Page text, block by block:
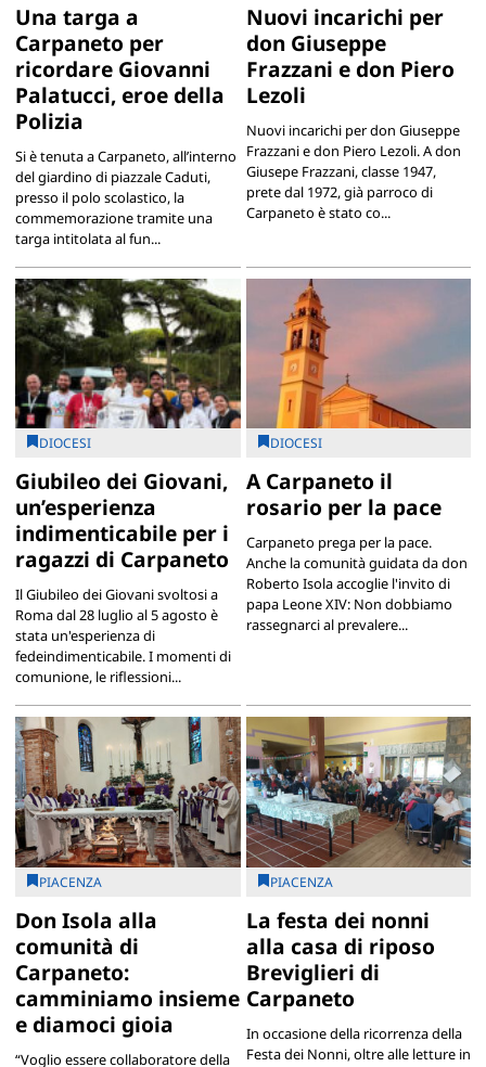
Una targa a
Carpaneto per
ricordare Giovanni
Palatucci, eroe della
Polizia
Si è tenuta a Carpaneto, all’interno
del giardino di piazzale Caduti,
presso il polo scolastico, la
commemorazione tramite una
targa intitolata al fun...
Nuovi incarichi per
don Giuseppe
Frazzani e don Piero
Lezoli
Nuovi incarichi per don Giuseppe
Frazzani e don Piero Lezoli. A don
Giusepe Frazzani, classe 1947,
prete dal 1972, già parroco di
Carpaneto è stato co...
DIOCESI
Giubileo dei Giovani,
un’esperienza
indimenticabile per i
ragazzi di Carpaneto
Il Giubileo dei Giovani svoltosi a
Roma dal 28 luglio al 5 agosto è
stata un'esperienza di
fedeindimenticabile. I momenti di
comunione, le riflessioni...
DIOCESI
A Carpaneto il
rosario per la pace
Carpaneto prega per la pace.
Anche la comunità guidata da don
Roberto Isola accoglie l'invito di
papa Leone XIV: Non dobbiamo
rassegnarci al prevalere...
PIACENZA
Don Isola alla
comunità di
Carpaneto:
camminiamo insieme
e diamoci gioia
“Voglio essere collaboratore della
PIACENZA
La festa dei nonni
alla casa di riposo
Breviglieri di
Carpaneto
In occasione della ricorrenza della
Festa dei Nonni, oltre alle letture in